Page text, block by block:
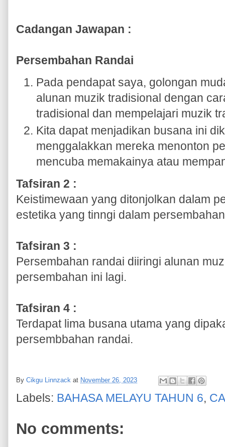
Cadangan Jawapan :
Persembahan Randai
Pada pendapat saya, golongan
alunan muzik tradisional dengan
tradisional dan mempelajari muzik
Kita dapat menjadikan busana ini
menggalakkan mereka menonton
mencuba memakainya atau
Tafsiran 2 :
Keistimewaan yang ditonjolkan dalam
estetika yang tinngi dalam
Tafsiran 3 :
Persembahan randai diiringi alunan
persembahan ini lagi.
Tafsiran 4 :
Terdapat lima busana utama yang
persembbahan randai.
By Cikgu Linnzack at November 26, 2023
Labels: BAHASA MELAYU TAHUN 6,
No comments: